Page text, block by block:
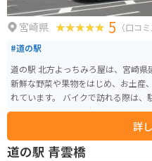
宮崎県 5 （口コミ
#道の駅
道の駅 北方よっちみろ屋は、宮崎
新鮮な野菜や果物をはじめ、お土産
れています。 バイクで訪れる際は、駐車場も広く停めやすいので安心です。
道の駅周辺には、日本の滝百選に選
で知られる鹿川渓谷など、自然豊か
の駅で販売されている名物は、地元
トです。旬の素材を使った季節限定
詳
道の駅 青雲橋